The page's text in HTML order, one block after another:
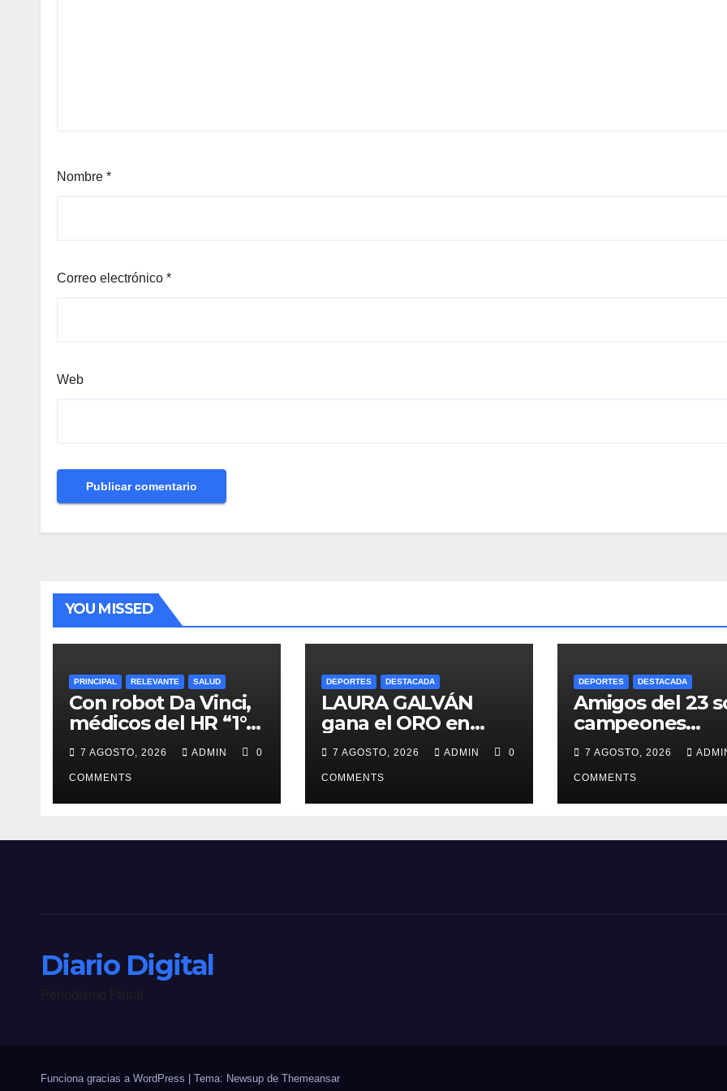
Nombre *
Correo electrónico *
Web
YOU MISSED
PRINCIPAL RELEVANTE SALUD
Con robot Da Vinci,
médicos del HR “1°
de Octubre” del
ISSSTE retiran
tumor renal a
paciente de 72 años
7 AGOSTO, 2026 ADMIN 0
COMMENTS
DEPORTES DESTACADA
LAURA GALVÁN
gana el ORO en
SANTO DOMINGO y
dedica Medalla a
sus padres
fallecidos
7 AGOSTO, 2026 ADMIN 0
COMMENTS
DEPORTES DESTACADA
Amigos del 23
campeones
amarrando a los
“Perros Bravos”
7 AGOSTO, 2026
COMMENTS
Diario Digital
Funciona gracias a WordPress Tema: Newsup de Themeansar